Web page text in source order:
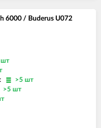
6000 / Buderus U072
шт
>5 шт
>5 шт